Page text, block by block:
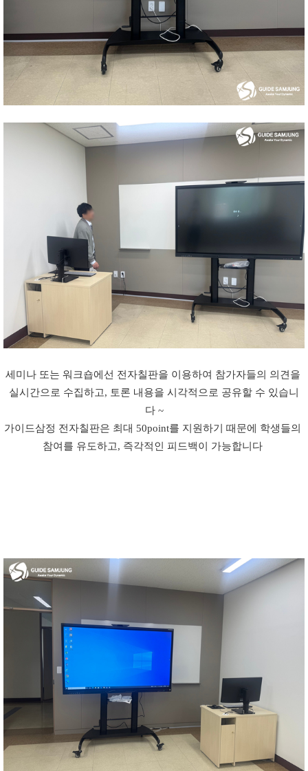
세미나 또는 워크숍에선 전자칠판을 이용하여 참가자들의 의견을
실시간으로 수집하고, 토론 내용을 시각적으로 공유할 수 있습니
다 ~
가이드삼정 전자칠판은 최대 50point를 지원하기 때문에 학생들의
참여를 유도하고, 즉각적인 피드백이 가능합니다